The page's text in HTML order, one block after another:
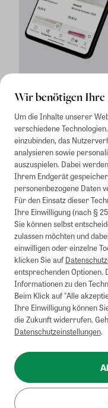
Wir benötigen
Um die Inhalte unserer
verschiedene
einzubinden, das
analysieren sowie
auszuspielen. Dabei
Ihrem Endgerät
personenbezogene Daten
Für den Einsatz dieser
Ihre Einwilligung (nach § 25
Sie können selbst
zulassen möchten und
einwilligen oder einzelne
klicken Sie auf
entsprechenden Optionen.
Informationen zu den
Beim Klick auf "Alle
Ihre Einwilligung können
die Zukunft widerrufen.
Datenschutzeinstellungen.
Mindestbestellwert von
Buchpreisbindung
Barauszahlung
Briefsendungen sind vom
Weitere
Alle Preise inkl.
Instagram